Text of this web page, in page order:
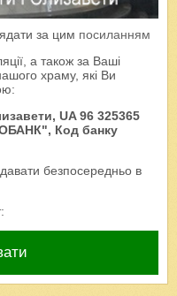
за цим посиланням
а також за Ваші
храму, які Ви
UA 96 325365
Код банку
безпосередньо в